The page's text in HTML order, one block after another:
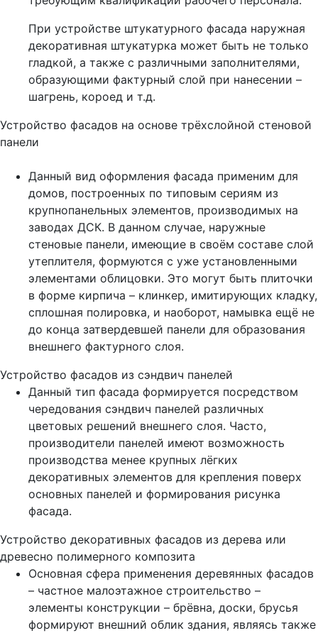
При устройстве штукатурного фасада наружная
декоративная штукатурка может быть не только
гладкой, а также с различными заполнителями,
образующими фактурный слой при нанесении –
шагрень, короед и т.д.
Устройство фасадов на основе трёхслойной стеновой
панели
Данный вид оформления фасада применим для
домов, построенных по типовым сериям из
крупнопанельных элементов, производимых на
заводах ДСК. В данном случае, наружные
стеновые панели, имеющие в своём составе слой
утеплителя, формуются с уже установленными
элементами облицовки. Это могут быть плиточки
в форме кирпича – клинкер, имитирующих кладку,
сплошная полировка, и наоборот, намывка ещё не
до конца затвердевшей панели для образования
внешнего фактурного слоя.
Устройство фасадов из сэндвич панелей
Данный тип фасада формируется посредством
чередования сэндвич панелей различных
цветовых решений внешнего слоя. Часто,
производители панелей имеют возможность
производства менее крупных лёгких
декоративных элементов для крепления поверх
основных панелей и формирования рисунка
фасада.
Устройство декоративных фасадов из дерева или
древесно полимерного композита
Основная сфера применения деревянных фасадов
– частное малоэтажное строительство –
элементы конструкции – брёвна, доски, брусья
формируют внешний облик здания, являясь также